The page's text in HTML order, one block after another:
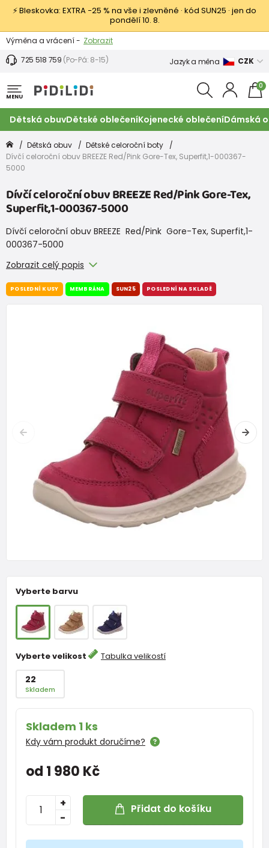
⚡ Bleskovka: EXTRA −25 % na vše i zlevněné · kód SUN25 · jen do
pondělí 10. 8.
Výměna a vrácení - Zobrazit
Sleva 100 Kč na první nákup -
725 518 759 (Po-Pá: 8-15) Jazyk a měna CZK
MENU
0
Dětská obuvDětské oblečeníKojenecké oblečeníDámská
Dětská obuv
Dětské celoroční boty
Dívčí celoroční obuv BREEZE Red/Pink Gore-Tex, Superfit,1-000367-
5000
Dívčí celoroční obuv BREEZE Red/Pink Gore-Tex,
Superfit,1-000367-5000
Dívčí celoroční obuv BREEZE Red/Pink Gore-Tex, Superfit,1-
000367-5000
Zobrazit celý popis
Vyberte barvu
Vyberte velikost Tabulka velikostí
22
Skladem
Skladem 1 ks
Kdy vám produkt doručíme?
od 1 980 Kč
-
+ Přidat do košíku
POSLEDNÍ KUSY MEMBRÁNA SUN25 POSLEDNÍ NA SKLADĚ